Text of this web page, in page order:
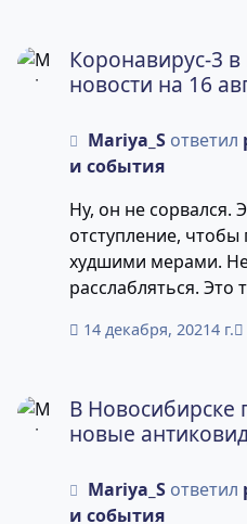
Коронавирус-3
новости на 16
Mariya_S ответил
и события
Ну, он не сорвался.
отступление,
худшими мерами.
расслабляться. Это точно. Или тактика
меньшее, но не
14 декабря, 20214 г.
В Новосибирске
новые
Mariya_S ответил
и события